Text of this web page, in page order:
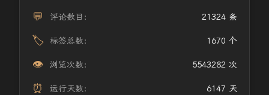
💬 评论数目： 21324 条
🏷️ 标签总数： 1670 个
👁️ 浏览次数： 5543282 次
⏰ 运行天数： 6147 天